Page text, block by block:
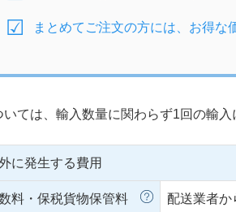
まとめてご注文の方には、お得な
ては、輸入数量に関わらず1回の輸入
に発生する費用
料・保税貨物保管料 配送業者か